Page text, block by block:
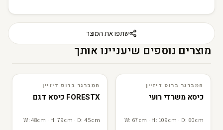
שתפו את המוצר
מוצרים נוספים שיעניינו אותך
3D · AR המברגר ברוס דיזיין
המברגר ברוס דיזיין
כיסא משרדי רועי
W: 67cm · H: 109cm · D: 60cm
3D · AR המברגר ברוס דיזיין
המברגר ברוס דיזיין
FORESTX כיסא דגם
W: 48cm · H: 79cm · D: 45cm